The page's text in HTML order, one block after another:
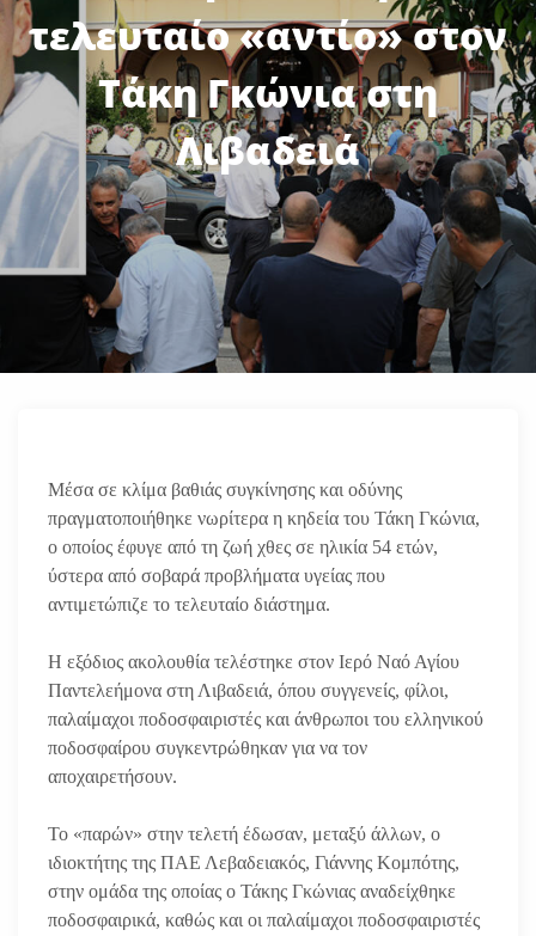
τελευταίο «αντίο» στον
Τάκη Γκώνια στη
Λιβαδειά
Μέσα σε κλίμα βαθιάς συγκίνησης και οδύνης
πραγματοποιήθηκε νωρίτερα η κηδεία του Τάκη Γκώνια,
ο οποίος έφυγε από τη ζωή χθες σε ηλικία 54 ετών,
ύστερα από σοβαρά προβλήματα υγείας που
αντιμετώπιζε το τελευταίο διάστημα.
Η εξόδιος ακολουθία τελέστηκε στον Ιερό Ναό Αγίου
Παντελεήμονα στη Λιβαδειά, όπου συγγενείς, φίλοι,
παλαίμαχοι ποδοσφαιριστές και άνθρωποι του ελληνικού
ποδοσφαίρου συγκεντρώθηκαν για να τον
αποχαιρετήσουν.
Το «παρών» στην τελετή έδωσαν, μεταξύ άλλων, ο
ιδιοκτήτης της ΠΑΕ Λεβαδειακός, Γιάννης Κομπότης,
στην ομάδα της οποίας ο Τάκης Γκώνιας αναδείχθηκε
ποδοσφαιρικά, καθώς και οι παλαίμαχοι ποδοσφαιριστές